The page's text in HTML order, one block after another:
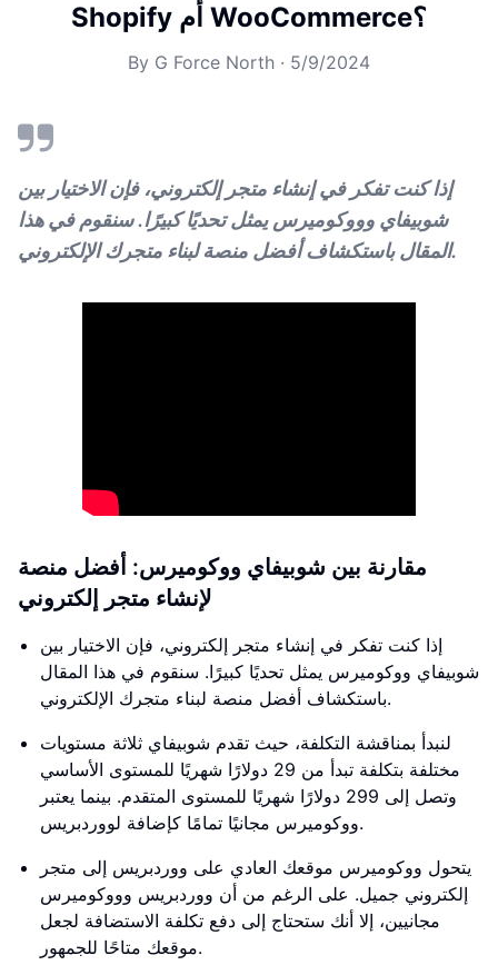
Shopify أم WooCommerce؟
By G Force North · 5/9/2024
إذا كنت تفكر في إنشاء متجر إلكتروني، فإن الاختيار بين
شوبيفاي وووكوميرس يمثل تحديًا كبيرًا. سنقوم في هذا
المقال باستكشاف أفضل منصة لبناء متجرك الإلكتروني.
مقارنة بين شوبيفاي ووكوميرس: أفضل منصة
لإنشاء متجر إلكتروني
إذا كنت تفكر في إنشاء متجر إلكتروني، فإن الاختيار بين
شوبيفاي ووكوميرس يمثل تحديًا كبيرًا. سنقوم في هذا المقال
باستكشاف أفضل منصة لبناء متجرك الإلكتروني.
لنبدأ بمناقشة التكلفة، حيث تقدم شوبيفاي ثلاثة مستويات
مختلفة بتكلفة تبدأ من 29 دولارًا شهريًا للمستوى الأساسي
وتصل إلى 299 دولارًا شهريًا للمستوى المتقدم. بينما يعتبر
ووكوميرس مجانيًا تمامًا كإضافة لووردبريس.
يتحول ووكوميرس موقعك العادي على ووردبريس إلى متجر
إلكتروني جميل. على الرغم من أن ووردبريس وووكوميرس
مجانيين، إلا أنك ستحتاج إلى دفع تكلفة الاستضافة لجعل
موقعك متاحًا للجمهور.